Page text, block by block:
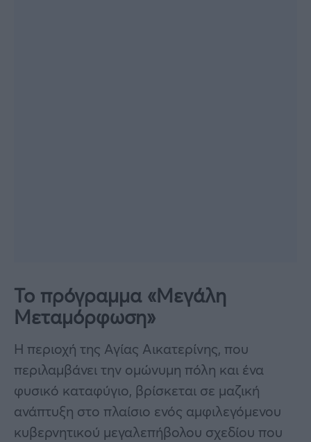
Το πρόγραμμα «Μεγάλη
Μεταμόρφωση»
Η περιοχή της Αγίας Αικατερίνης, που
περιλαμβάνει την ομώνυμη πόλη και ένα
φυσικό καταφύγιο, βρίσκεται σε μαζική
ανάπτυξη στο πλαίσιο ενός αμφιλεγόμενου
κυβερνητικού μεγαλεπήβολου σχεδίου που